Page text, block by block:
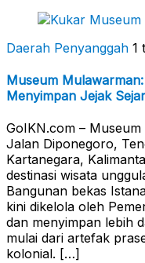
Daerah Penyanggah 1
Museum
Menyimpan Jejak
GoIKN.com –
Jalan Diponegoro,
Kartanegara,
destinasi wisata
Bangunan bekas
kini dikelola oleh
dan menyimpan lebih
mulai dari artefak
kolonial. […]